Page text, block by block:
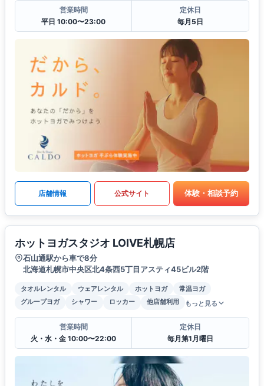
営業時間
平日 10:00〜23:00
定休日
毎月5日
店舗情報 公式サイト 体験・相談予約
ホットヨガスタジオ LOIVE札幌店
石山通駅から車で8分
北海道札幌市中央区北4条西5丁目アスティ45ビル2階
タオルレンタル ウェアレンタル ホットヨガ
常温ヨガ
グループヨガ
シャワー ロッカー 他店舗利用 もっと見る
営業時間
火・水・金 10:00〜22:00
定休日
毎月第1月曜日